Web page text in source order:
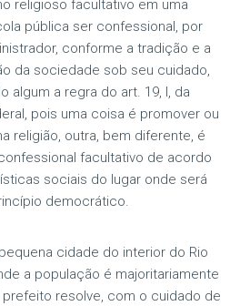
religioso facultativo em uma
pública ser confessional, por
conforme a tradição e a
da sociedade sob seu cuidado,
algum a regra do art. 19, I, da
pois uma coisa é promover ou
religião, outra, bem diferente, é
facultativo de acordo
sociais do lugar onde será
democrático.
cidade do interior do Rio
a população é majoritariamente
prefeito resolve, com o cuidado de